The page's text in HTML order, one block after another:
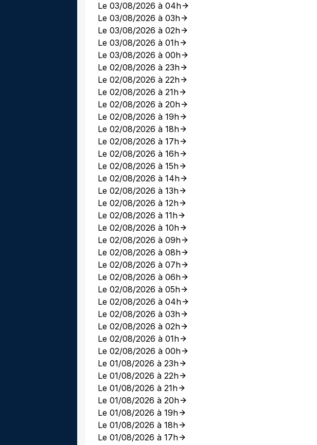
Le 03/08/2026 à 04h
Le 03/08/2026 à 03h
Le 03/08/2026 à 02h
Le 03/08/2026 à 01h
Le 03/08/2026 à 00h
Le 02/08/2026 à 23h
Le 02/08/2026 à 22h
Le 02/08/2026 à 21h
Le 02/08/2026 à 20h
Le 02/08/2026 à 19h
Le 02/08/2026 à 18h
Le 02/08/2026 à 17h
Le 02/08/2026 à 16h
Le 02/08/2026 à 15h
Le 02/08/2026 à 14h
Le 02/08/2026 à 13h
Le 02/08/2026 à 12h
Le 02/08/2026 à 11h
Le 02/08/2026 à 10h
Le 02/08/2026 à 09h
Le 02/08/2026 à 08h
Le 02/08/2026 à 07h
Le 02/08/2026 à 06h
Le 02/08/2026 à 05h
Le 02/08/2026 à 04h
Le 02/08/2026 à 03h
Le 02/08/2026 à 02h
Le 02/08/2026 à 01h
Le 02/08/2026 à 00h
Le 01/08/2026 à 23h
Le 01/08/2026 à 22h
Le 01/08/2026 à 21h
Le 01/08/2026 à 20h
Le 01/08/2026 à 19h
Le 01/08/2026 à 18h
Le 01/08/2026 à 17h